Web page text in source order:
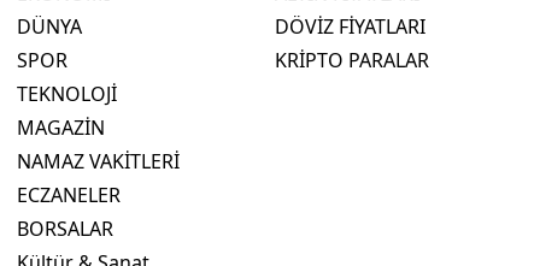
DÜNYA
SPOR
TEKNOLOJİ
MAGAZİN
NAMAZ VAKİTLERİ
ECZANELER
BORSALAR
DÖVİZ FİYATLARI
KRİPTO PARALAR